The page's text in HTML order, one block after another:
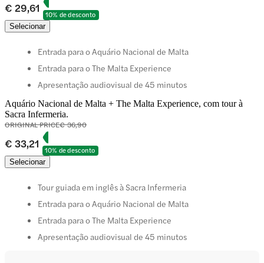
€ 29,61
10% de desconto
Selecionar
Entrada para o Aquário Nacional de Malta
Entrada para o The Malta Experience
Apresentação audiovisual de 45 minutos
Aquário Nacional de Malta + The Malta Experience, com tour à
Sacra Infermeria.
ORIGINAL PRICE€ 36,90
€ 33,21
10% de desconto
Selecionar
Tour guiada em inglês à Sacra Infermeria
Entrada para o Aquário Nacional de Malta
Entrada para o The Malta Experience
Apresentação audiovisual de 45 minutos